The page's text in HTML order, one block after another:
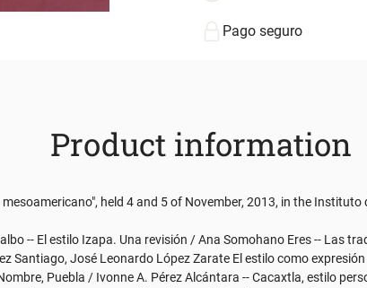
Pago seguro
Product information
held 4 and 5 of November, 2013, in the
-- El estilo Izapa. Una revisión / Ana Somohano Eres -- Las
Santiago, José Leonardo López Zarate El estilo como
Puebla / Ivonne A. Pérez Alcántara -- Cacaxtla, estilo